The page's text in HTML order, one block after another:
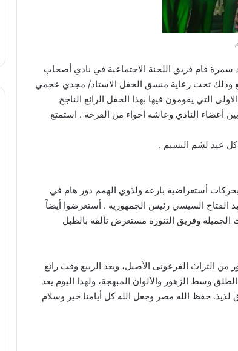
قام فريق اللجنة الاجتماعية في نادي أصحاب
وذلك تحت رعاية منسق الحفل الاستاذ/ مجدي عجمي
التي يقومون فيها بهذا الحفل الرائع الناجح
أعضاء النادي وعاشه أجواء من الفرحة . استمتع
كل عيد لشم النسيم .
أستعراضية بارعة ولذوي الهمم دور هام في
السيسي رئيس الجمهورية . أستعرضوا أيضاً
وفريق التنورة مستعرض تألقه بالطبل
التراث الفرعونى الأصيل، ويعد الربيع وقت رائع
وسط الزهور والألوان المبهجة، ولهذا اليوم يعد
حفظ الله مصر وجعل الله كل أيامنا خير وسلام